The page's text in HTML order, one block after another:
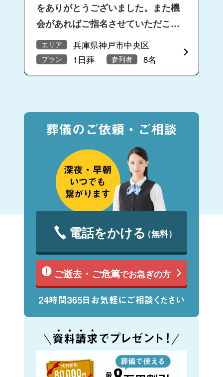
をありがとうございました。また機
会があればご指名させていただこう
と思います。
エリア 兵庫県神戸市中央区
プラン 1日葬 参列者 8名
電話をかける（無料）
ご逝去・ご危篤でお急ぎの方